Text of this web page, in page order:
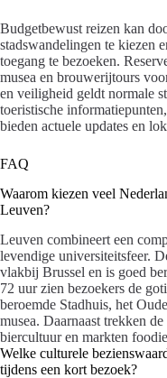
Budgetbewust reizen kan
stadswandelingen te kiezen
toegang te bezoeken.
musea en brouwerijtours
en veiligheid geldt normale
toeristische
bieden actuele updates en
FAQ
Waarom kiezen veel
Leuven?
Leuven combineert een
levendige universiteitsfeer.
vlakbij Brussel en is goed
72 uur zien bezoekers de
beroemde Stadhuis, het
musea. Daarnaast trekken
biercultuur en markten
Welke culturele
tijdens een kort bezoek?